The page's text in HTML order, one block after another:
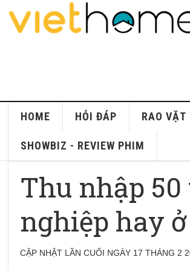
HOME HỎI ĐÁP RAO VẶT
SHOWBIZ - REVIEW PHIM
Thu nhập 50
nghiệp hay ở
CẬP NHẬT LẦN CUỐI NGÀY 17 THÁNG 2